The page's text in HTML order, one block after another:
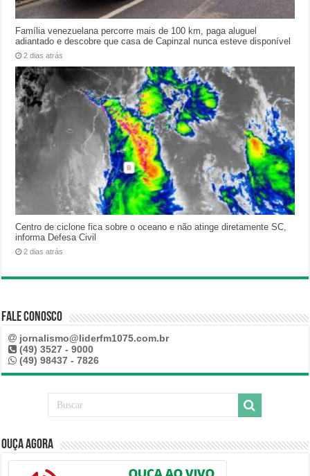
Família venezuelana percorre mais de 100 km, paga aluguel
adiantado e descobre que casa de Capinzal nunca esteve disponível
2 dias atrás
Centro de ciclone fica sobre o oceano e não atinge diretamente SC,
informa Defesa Civil
2 dias atrás
Fale Conosco
jornalismo@liderfm1075.com.br
(49) 3527 - 9000
(49) 98437 - 7826
Ouça Agora